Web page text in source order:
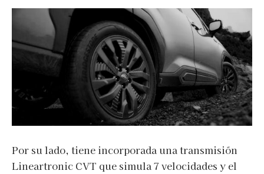
Por su lado, tiene incorporada una transmisión
Lineartronic CVT que simula 7 velocidades y el